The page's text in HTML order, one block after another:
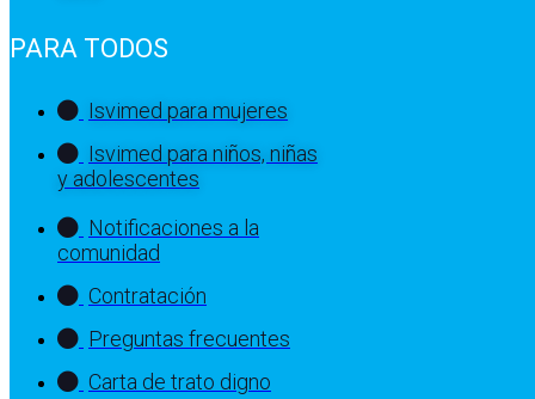
PARA TODOS
Isvimed para mujeres
Isvimed para niños, niñas
y adolescentes
Notificaciones a la
comunidad
Contratación
Preguntas frecuentes
Carta de trato digno